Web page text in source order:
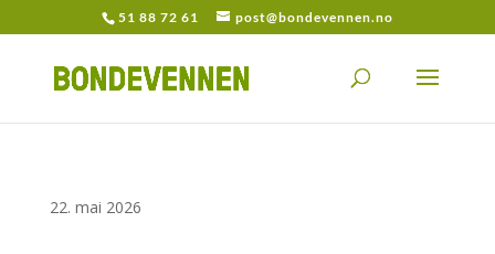
51 88 72 61 post@bondevennen.no
22. mai 2026